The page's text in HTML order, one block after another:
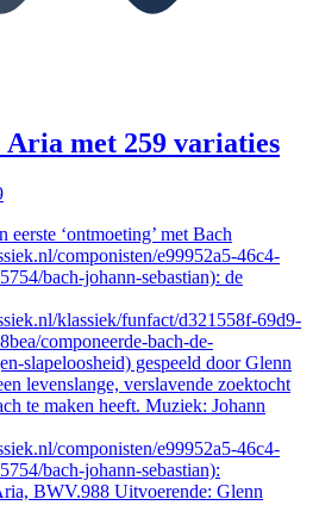
Aria met 259 variaties
‘ontmoeting’ met Bach
componisten/e99952a5-46c4-
bach-johann-sebastian): de
klassiek/funfact/d321558f-69d9-
componeerde-bach-de-
slapeloosheid) gespeeld door Glenn
levenslange, verslavende zoektocht
te maken heeft. Muziek: Johann
componisten/e99952a5-46c4-
bach-johann-sebastian):
BWV.988 Uitvoerende: Glenn